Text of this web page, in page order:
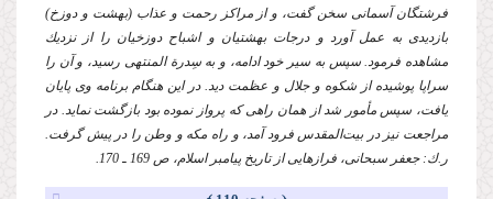
فرشتگان آسمانى سخن گفت، و از مراكز رحمت و عذاب (بهشت و دوزخ)
بازدیدى به عمل آورد و درجات بهشتیان و اشباح دوزخیان را از نزدیك
مشاهده فرمود. سپس به سیر خود ادامه، و به سِدرة المنتهى رسید، و آن را
سراپا پوشیده از شكوه و جلال و عظمت دید. در این هنگام برنامه وى پایان
یافت، سپس مأمور شد از همان راهى كه پرواز نموده بود بازگشت نماید. در
مراجعت نیز در بیت‌المقدس فرود آمد، و راه مكه و وطن را در پیش گرفت.
ر.ك: جعفر سبحانى، فرازهایى از تاریخ پیامبر اسلام، ص 169 ـ 170.